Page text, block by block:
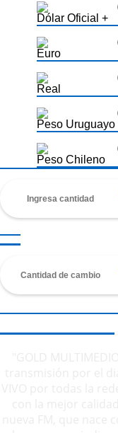
Dólar Oficial +
Euro
Real
Peso Uruguayo
Peso Chileno